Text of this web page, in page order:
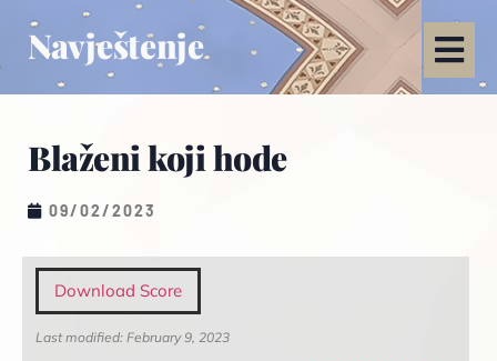
Navještenje
Blaženi koji hode
09/02/2023
Download Score
Last modified: February 9, 2023